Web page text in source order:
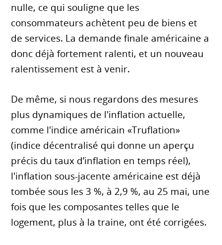
nulle, ce qui souligne que les
consommateurs achètent peu de biens et
de services. La demande finale américaine a
donc déjà fortement ralenti, et un nouveau
ralentissement est à venir.
De même, si nous regardons des mesures
plus dynamiques de l'inflation actuelle,
comme l'indice américain «Truflation»
(indice décentralisé qui donne un aperçu
précis du taux d’inflation en temps réel),
l'inflation sous-jacente américaine est déjà
tombée sous les 3 %, à 2,9 %, au 25 mai, une
fois que les composantes telles que le
logement, plus à la traine, ont été corrigées.